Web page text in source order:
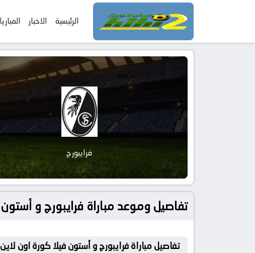
الرئيسية الاخبار
فرايبورج
تفاصيل وموعد مباراة فرايبورج و أستون فيلا بتاريخ 2026-05-20 في دوري أوروبا,
تفاصيل مباراة فرايبورج و أستون فيلا كورة اون لاين